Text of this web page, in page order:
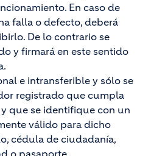
En caso de
falla o defecto, deberá
De lo contrario se
y firmará en este sentido
e intransferible y sólo se
registrado que cumpla
que se identifique con un
válido para dicho
cédula de ciudadanía,
o pasaporte.